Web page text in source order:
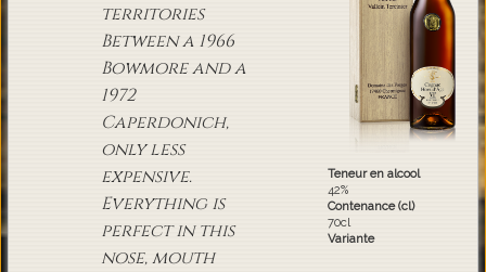
territories
Between a 1966
Bowmore and a
1972
Caperdonich,
only less
expensive.
Everything is
perfect in this
nose, mouth
Teneur en alcool
42%
Contenance (cl)
70cl
Variante